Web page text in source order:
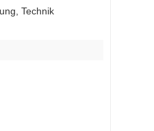
Technik